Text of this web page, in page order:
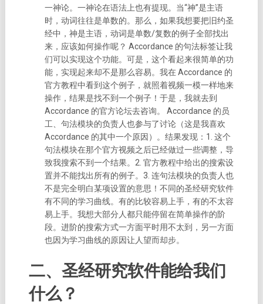
一神论。一神论在语法上也有提现。当“神”是主语
时，动词往往是单数的。那么，如果我想要把旧约圣
经中，神是主语，动词是单数/复数的例子全部找出
来，应该如何操作呢？ Accordance 的句法标签让我
们可以实现这个功能。 可是，这个看起来很简单的功
能，实现起来却不是那么容易。我在 Accordance 的
官方教程中看到这个例子，就照着视频一模一样地来
操作，结果是找不到一个例子！于是，我就去到
Accordance 的官方论坛去咨询。 Accordance 的员
工、句法模块的负责人也参与了讨论（这是我喜欢
Accordance 的其中一个原因）。结果发现：1. 这个
句法模块在那个官方视频之后已经做过一些调整，导
致我搜索不到一个结果。2. 官方教程中给出的搜索设
置并不能找出所有的例子。3. 连句法模块的负责人也
不是完全明白某项设置的意思！ 不同的圣经研究软件
有不同的学习曲线。有的比较容易上手，有的不太容
易上手。我想大部分人都只能停留在简单操作的阶
段。进阶的搜索方式一方面平时用不太到，另一方面
也因为学习曲线的原因让人望而却步。
二、圣经研究软件能给我们
什么？